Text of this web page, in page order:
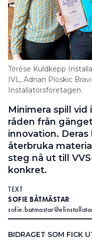
Läs E-
Om tidningen
Kontakt
Information om
Search for:
SEARCH
Térèse Kuldkepp
IVL, Adnan Ploskic
Installatörsföretagen.
Minimera spill
råden från
innovation.
återbruka
steg nå ut till
konkret.
TEXT
SOFIE BÅTMÄSTAR
BIDRAGET SOM FICK